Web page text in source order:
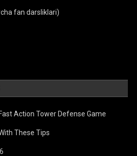
fan darsliklari)
Action Tower Defense Game
These Tips